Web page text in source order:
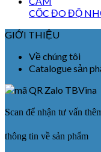
CỐC ĐO ĐỘ
GIỚI THIỆU
Về chúng tôi
Catalogue sản
Scan để nhận tư vấn
thông tin về sản phẩm